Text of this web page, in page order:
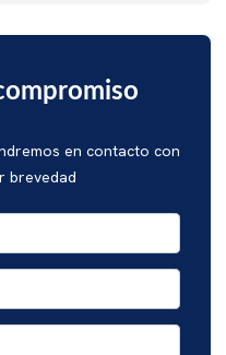
en contacto con
brevedad